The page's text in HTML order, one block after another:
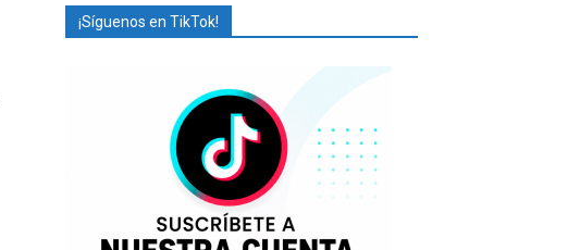
¡Síguenos en TikTok!